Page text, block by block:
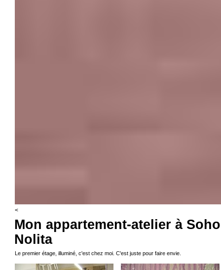
<
Mon appartement-atelier à Soho
Nolita
Le premier étage, illuminé, c'est chez moi. C'est juste pour faire envie.